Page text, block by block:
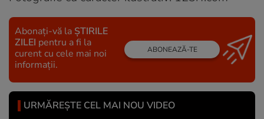
Abonați-vă la ȘTIRILE
ZILEI pentru a fi la
curent cu cele mai noi
informații.
ABONEAZĂ-TE
URMĂREȘTE CEL MAI NOU VIDEO